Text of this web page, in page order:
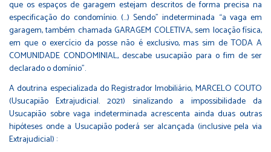
que os espaços de garagem estejam descritos de forma precisa na
especificação do condomínio. (…) Sendo” indeterminada “a vaga em
garagem, também chamada GARAGEM COLETIVA, sem locação física,
em que o exercício da posse não é exclusivo, mas sim de TODA A
COMUNIDADE CONDOMINIAL, descabe usucapião para o fim de ser
declarado o domínio”.⁣
A doutrina especializada do Registrador Imobiliário, MARCELO COUTO
(Usucapião Extrajudicial. 2021) sinalizando a impossibilidade da
Usucapião sobre vaga indeterminada acrescenta ainda duas outras
hipóteses onde a Usucapião poderá ser alcançada (inclusive pela via
Extrajudicial) :⁣